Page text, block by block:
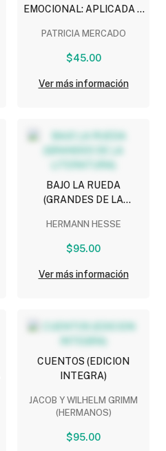
EMOCIONAL: APLICADA A
PATRICIA MERCADO
$45.00
Ver más información
BAJO LA RUEDA
(GRANDES DE LA
HERMANN HESSE
$95.00
Ver más información
CUENTOS (EDICION
INTEGRA)
JACOB Y WILHELM GRIMM
(HERMANOS)
$95.00